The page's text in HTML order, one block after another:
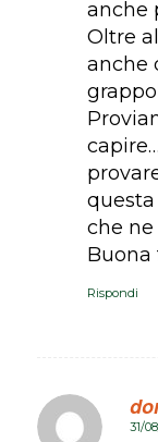
anche
Oltre
anche
che ne
Buona
Rispondi
31/